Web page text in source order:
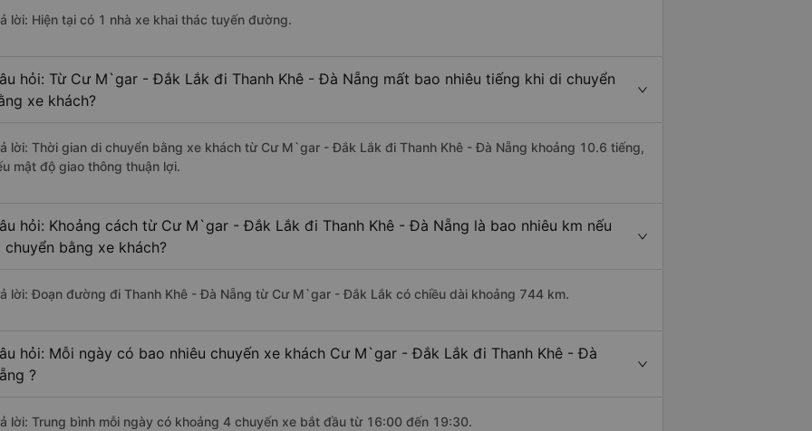
lời: Hiện tại có 1 nhà xe khai thác tuyến đường.
hỏi: Từ Cư M`gar - Đắk Lắk đi Thanh Khê - Đà Nẵng mất bao nhiêu tiếng khi di chuyển
xe khách?
lời: Thời gian di chuyển bằng xe khách từ Cư M`gar - Đắk Lắk đi Thanh Khê - Đà Nẵng khoảng 10.6 tiếng,
mật độ giao thông thuận lợi.
hỏi: Khoảng cách từ Cư M`gar - Đắk Lắk đi Thanh Khê - Đà Nẵng là bao nhiêu km nếu
chuyển bằng xe khách?
lời: Đoạn đường đi Thanh Khê - Đà Nẵng từ Cư M`gar - Đắk Lắk có chiều dài khoảng 744 km.
hỏi: Mỗi ngày có bao nhiêu chuyến xe khách Cư M`gar - Đắk Lắk đi Thanh Khê - Đà
?
lời: Trung bình mỗi ngày có khoảng 4 chuyến xe bắt đầu từ 16:00 đến 19:30.